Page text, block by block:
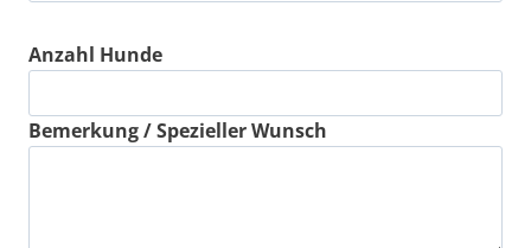
Anzahl Hunde
Bemerkung / Spezieller Wunsch